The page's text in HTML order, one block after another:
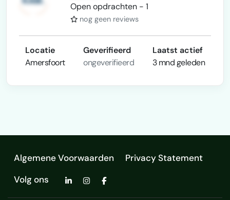
Open opdrachten - 1
nog geen reviews
Locatie
Amersfoort
Geverifieerd
ongeverifieerd
Laatst actief
3 mnd geleden
Algemene Voorwaarden
Privacy Statement
Volg ons